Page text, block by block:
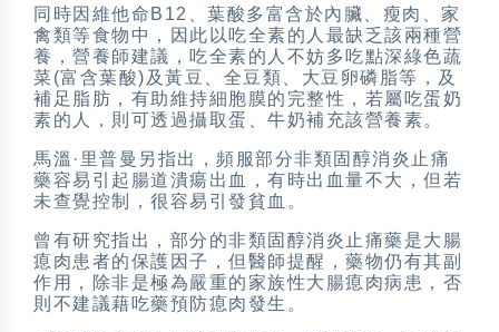
同時因維他命B12、葉酸多富含於內臟、瘦肉、家
禽類等食物中，因此以吃全素的人最缺乏該兩種營
養，營養師建議，吃全素的人不妨多吃點深綠色蔬
菜(富含葉酸)及黃豆、全豆類、大豆卵磷脂等，及
補足脂肪，有助維持細胞膜的完整性，若屬吃蛋奶
素的人，則可透過攝取蛋、牛奶補充該營養素。
馬溫·里普曼另指出，頻服部分非類固醇消炎止痛
藥容易引起腸道潰瘍出血，有時出血量不大，但若
未查覺控制，很容易引發貧血。
曾有研究指出，部分的非類固醇消炎止痛藥是大腸
瘜肉患者的保護因子，但醫師提醒，藥物仍有其副
作用，除非是極為嚴重的家族性大腸瘜肉病患，否
則不建議藉吃藥預防瘜肉發生。